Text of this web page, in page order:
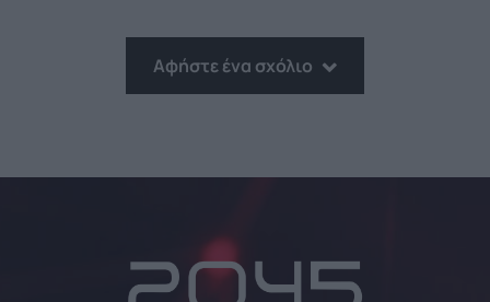
Αφήστε ένα σχόλιο